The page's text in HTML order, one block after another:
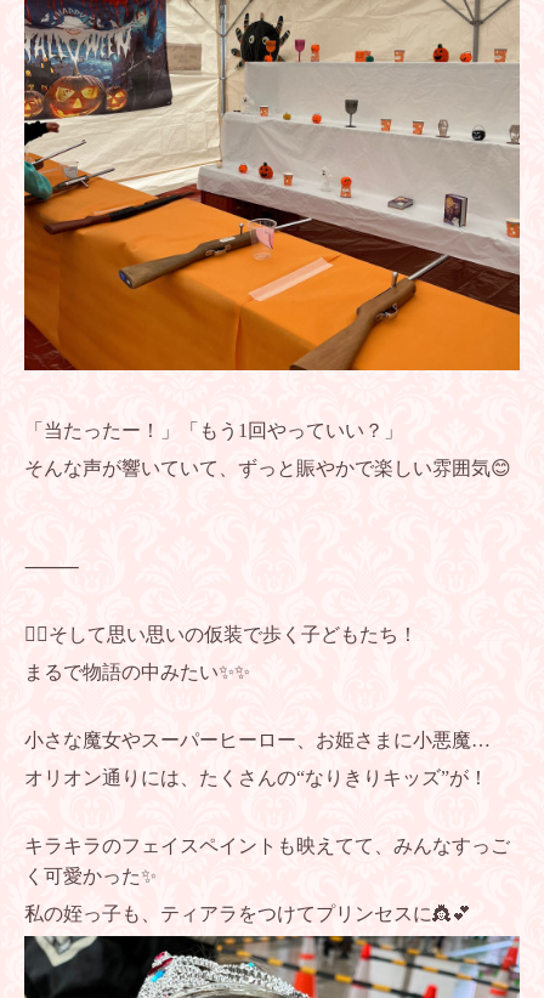
「当たったー！」「もう1回やっていい？」
そんな声が響いていて、ずっと賑やかで楽しい雰囲気😊
⸻
🧚‍♀️そして思い思いの仮装で歩く子どもたち！
まるで物語の中みたい✨✨
小さな魔女やスーパーヒーロー、お姫さまに小悪魔…
オリオン通りには、たくさんの“なりきりキッズ”が！
キラキラのフェイスペイントも映えてて、みんなすっご
く可愛かった✨
私の姪っ子も、ティアラをつけてプリンセスに👸💕